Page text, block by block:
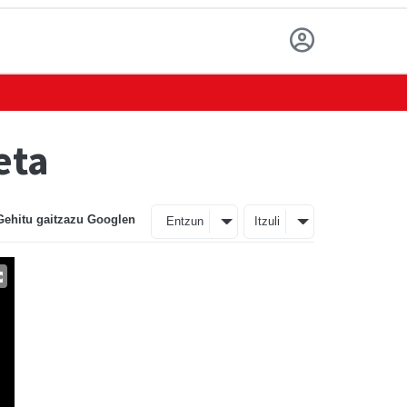
gaitzazu Googlen Entzun Itzuli